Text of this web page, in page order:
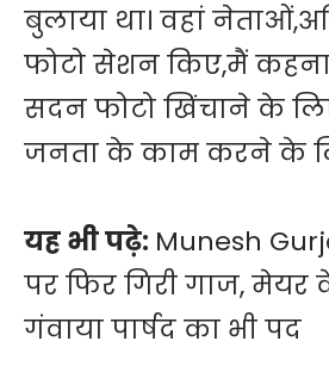
बुलाया था। वहां
फोटो सेशन किए,मैं कहना
सदन फोटो खिंचाने के
जनता के काम करने के
यह भी पढ़े: Munesh
पर फिर गिरी गाज,
गंवाया पार्षद का भी पद